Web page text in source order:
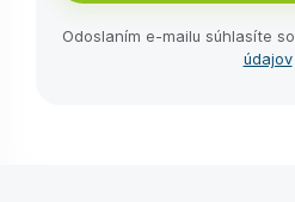
Odoslaním e-⁠mailu súhlasíte so
údajov